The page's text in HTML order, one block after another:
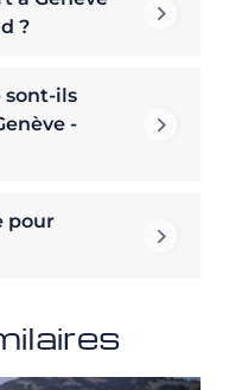
?
sont-ils
-
pour